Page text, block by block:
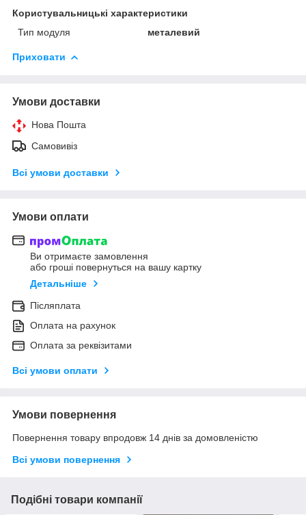
Користувальницькі характеристики
Тип модуля
металевий
Приховати
Умови доставки
Нова Пошта
Самовивіз
Всі умови доставки
Умови оплати
Ви отримаєте замовлення
або гроші повернуться на вашу картку
Детальніше
Післяплата
Оплата на рахунок
Оплата за реквізитами
Всі умови оплати
Умови повернення
Повернення товару впродовж 14 днів за домовленістю
Всі умови повернення
Подібні товари компанії